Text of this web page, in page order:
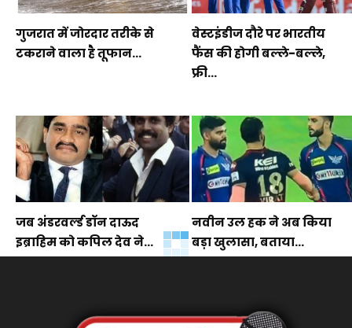
गुजरात में जोरदार तरीके से
टकराने वाला है तूफान...
वेस्टइंडीज दौरे पर भारतीय
फैंस की होगी बल्ले-बल्ले,
फ्री...
जब अंडरवर्ल्ड डॉन दाऊद
इब्राहिम को कपिल देव ने...
नवीन उल हक ने अब किया
बड़ा खुलासा, बताया...